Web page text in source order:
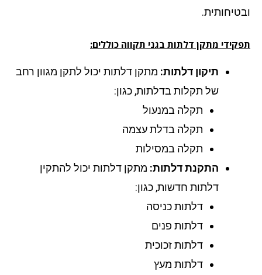
מתקן דלתות בגני תקווה כוללים:
תיקון דלתות:מתקן דלתות יכול לתקן מגוון רחב
של תקלות בדלתות, כגון:
תקלה במנעול
תקלה בדלת עצמה
תקלה במסילות
התקנת דלתות:מתקן דלתות יכול להתקין
דלתות חדשות, כגון:
דלתות כניסה
דלתות פנים
דלתות זכוכית
דלתות מעץ